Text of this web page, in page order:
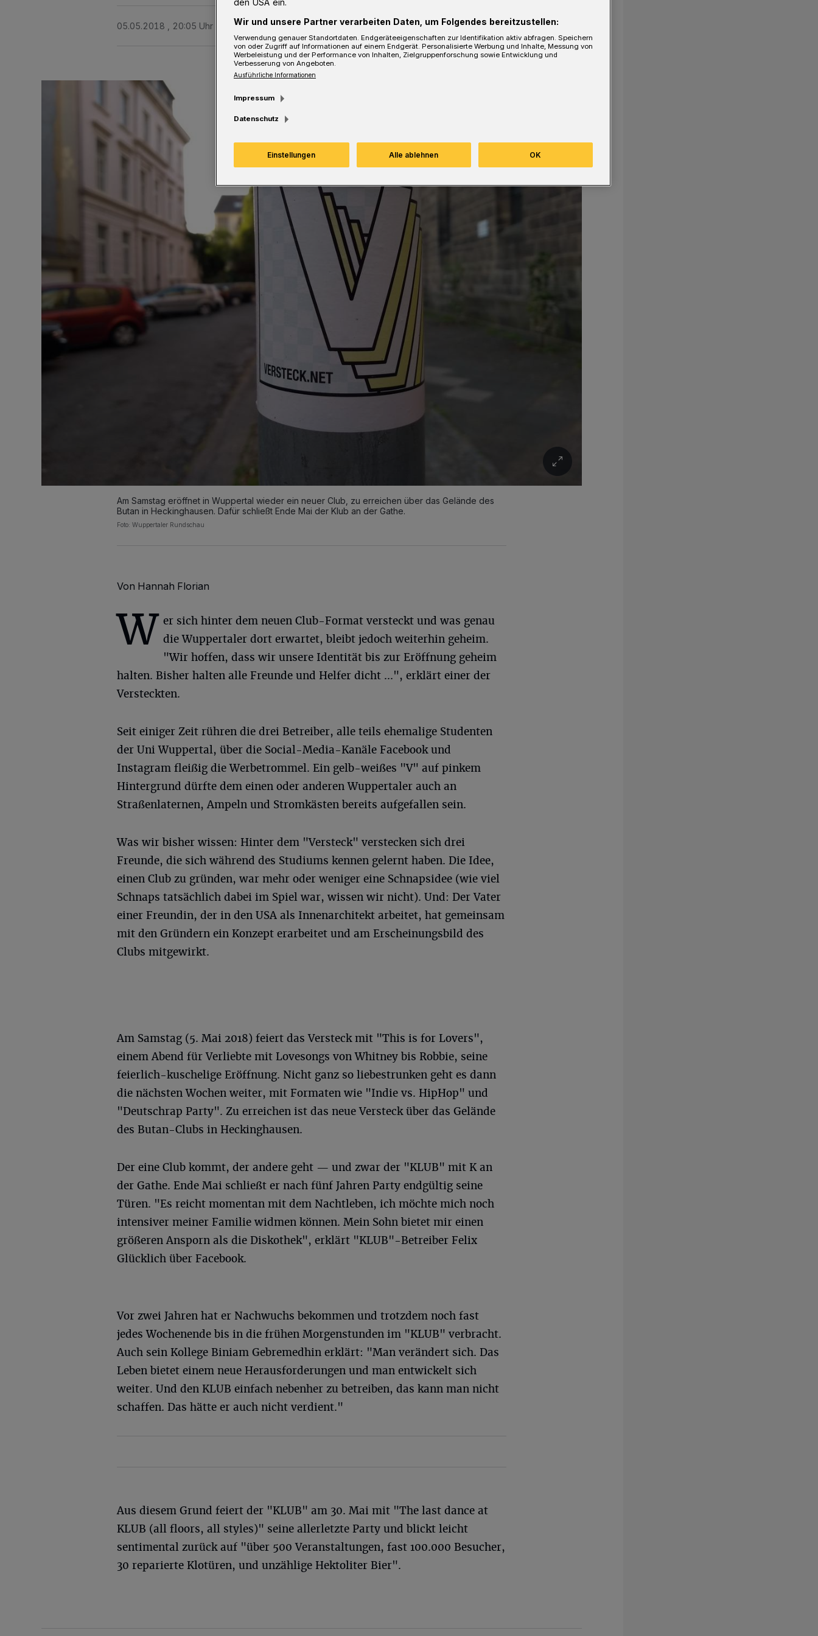
05.05.2018 , 20:05 Uhr 2 Minuten Lesezeit
Am Samstag eröffnet in Wuppertal wieder ein neuer Club, zu erreichen über das Gelände des
Butan in Heckinghausen. Dafür schließt Ende Mai der Klub an der Gathe.
Foto: Wuppertaler Rundschau
Von Hannah Florian
W er sich hinter dem neuen Club-Format versteckt und was genau
die Wuppertaler dort erwartet, bleibt jedoch weiterhin geheim.
"Wir hoffen, dass wir unsere Identität bis zur Eröffnung geheim
halten. Bisher halten alle Freunde und Helfer dicht ...", erklärt einer der
Versteckten.
Seit einiger Zeit rühren die drei Betreiber, alle teils ehemalige Studenten
der Uni Wuppertal, über die Social-Media-Kanäle Facebook und
Instagram fleißig die Werbetrommel. Ein gelb-weißes "V" auf pinkem
Hintergrund dürfte dem einen oder anderen Wuppertaler auch an
Straßenlaternen, Ampeln und Stromkästen bereits aufgefallen sein.
Was wir bisher wissen: Hinter dem "Versteck" verstecken sich drei
Freunde, die sich während des Studiums kennen gelernt haben. Die Idee,
einen Club zu gründen, war mehr oder weniger eine Schnapsidee (wie viel
Schnaps tatsächlich dabei im Spiel war, wissen wir nicht). Und: Der Vater
einer Freundin, der in den USA als Innenarchitekt arbeitet, hat gemeinsam
mit den Gründern ein Konzept erarbeitet und am Erscheinungsbild des
Clubs mitgewirkt.
Am Samstag (5. Mai 2018) feiert das Versteck mit "This is for Lovers",
einem Abend für Verliebte mit Lovesongs von Whitney bis Robbie, seine
feierlich-kuschelige Eröffnung. Nicht ganz so liebestrunken geht es dann
die nächsten Wochen weiter, mit Formaten wie "Indie vs. HipHop" und
"Deutschrap Party". Zu erreichen ist das neue Versteck über das Gelände
des Butan-Clubs in Heckinghausen.
Der eine Club kommt, der andere geht — und zwar der "KLUB" mit K an
der Gathe. Ende Mai schließt er nach fünf Jahren Party endgültig seine
Türen. "Es reicht momentan mit dem Nachtleben, ich möchte mich noch
intensiver meiner Familie widmen können. Mein Sohn bietet mir einen
größeren Ansporn als die Diskothek", erklärt "KLUB"-Betreiber Felix
Glücklich über Facebook.
Vor zwei Jahren hat er Nachwuchs bekommen und trotzdem noch fast
jedes Wochenende bis in die frühen Morgenstunden im "KLUB" verbracht.
Auch sein Kollege Biniam Gebremedhin erklärt: "Man verändert sich. Das
Leben bietet einem neue Herausforderungen und man entwickelt sich
weiter. Und den KLUB einfach nebenher zu betreiben, das kann man nicht
schaffen. Das hätte er auch nicht verdient."
Aus diesem Grund feiert der "KLUB" am 30. Mai mit "The last dance at
KLUB (all floors, all styles)" seine allerletzte Party und blickt leicht
sentimental zurück auf "über 500 Veranstaltungen, fast 100.000 Besucher,
30 reparierte Klotüren, und unzählige Hektoliter Bier".
den USA ein.
Wir und unsere Partner verarbeiten Daten, um Folgendes bereitzustellen:
Verwendung genauer Standortdaten. Endgeräteeigenschaften zur Identifikation aktiv abfragen. Speichern
von oder Zugriff auf Informationen auf einem Endgerät. Personalisierte Werbung und Inhalte, Messung von
Werbeleistung und der Performance von Inhalten, Zielgruppenforschung sowie Entwicklung und
Verbesserung von Angeboten.
Ausführliche Informationen
Impressum
Datenschutz
Einstellungen Alle ablehnen OK